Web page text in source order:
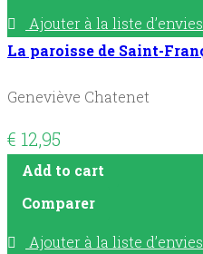
Ajouter à la liste d’envies
La paroisse de Saint-
Geneviève Chatenet
€ 12,95
Add to cart
Comparer
Ajouter à la liste d’envies